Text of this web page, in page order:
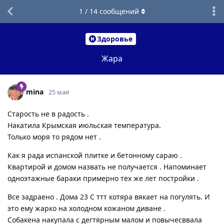
Здоровье
Жара
1 / 14сообщений
mina 25 мая
Старость не в радость .
Накатила Крымская июльская температура.
Только моря то рядом нет .
Как я рада испанской плитке и бетонному сараю .
Квартирой и домом назвать не получается . Напоминает
одноэтажные бараки примерно тех же лет постройки .
Все задраено . Дома 23 С ттт котяра вякает на погулять. И
это ему жарко на холодном кожаном диване .
Собакена накупала с дегтярным малом и повычесввала